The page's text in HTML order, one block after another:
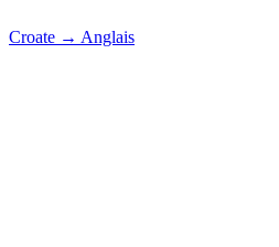
Croate → Anglais